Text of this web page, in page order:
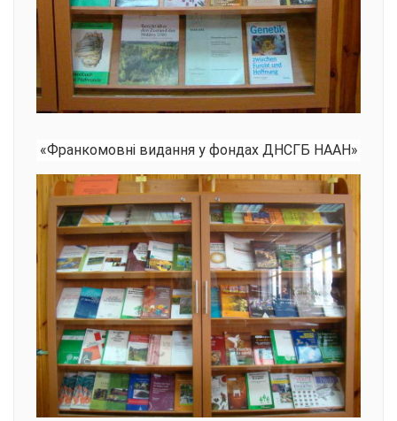
«Франкомовні видання у фондах ДНСГБ НААН»